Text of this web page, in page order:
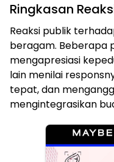
Ringkasan
Reaksi publik
beragam. Beberapa
mengapresiasi
lain menilai
tepat, dan
mengintegrasikan